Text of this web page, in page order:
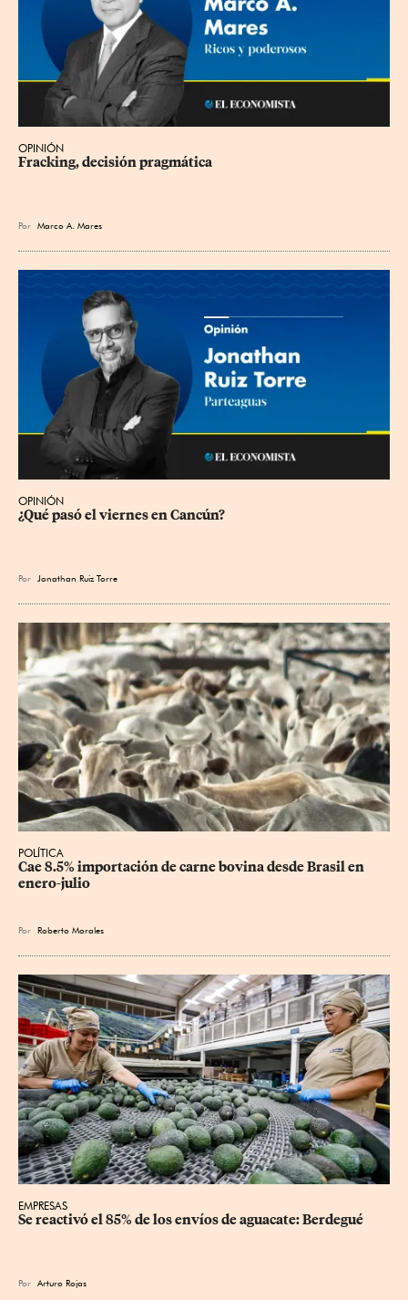
OPINIÓN
Fracking, decisión pragmática
Por Marco A. Mares
OPINIÓN
¿Qué pasó el viernes en Cancún?
Por Jonathan Ruiz Torre
POLÍTICA
Cae 8.5% importación de carne bovina desde Brasil en
enero-julio
Por Roberto Morales
EMPRESAS
Se reactivó el 85% de los envíos de aguacate: Berdegué
Por Arturo Rojas